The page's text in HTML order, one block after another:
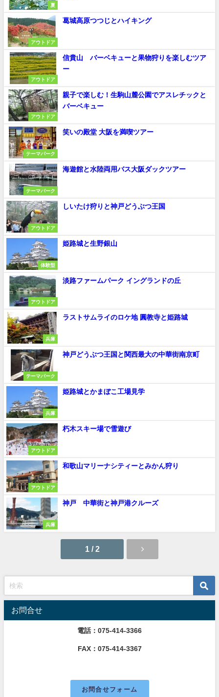
夏
アウトドア
葛城高原つつじとハイキング
アウトドア
信貴山 バーベキューと果物狩りを楽しむツア
ー
アウトドア
親子で楽しむ！生駒山麓公園でアスレチックと
バーベキュー
テーマパーク
笑いの殿堂 大阪を満喫ツアー
テーマパーク
海遊館と水陸両用バス大阪ダックツアー
アウトドア
しいたけ狩りと神戸どうぶつ王国
体験型
姫路城と生野銀山
アウトドア
淡路ファームパーク イングランドの丘
兵庫
ラストサムライのロケ地 圓教寺と姫路城
テーマパーク
神戸どうぶつ王国と関西最大の中華街南京町
兵庫
姫路城とかまぼこ工場見学
アウトドア
朽木スキー場で雪遊び
アウトドア
和歌山マリーナシティーとみかん狩り
兵庫
神戸 中華街と神戸港クルーズ
1 / 2
お問合せ
電話：075-414-3366
FAX：075-414-3367
お問合せフォーム